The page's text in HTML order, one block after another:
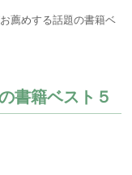
薦めする話題の書籍ベ
書籍ベスト５